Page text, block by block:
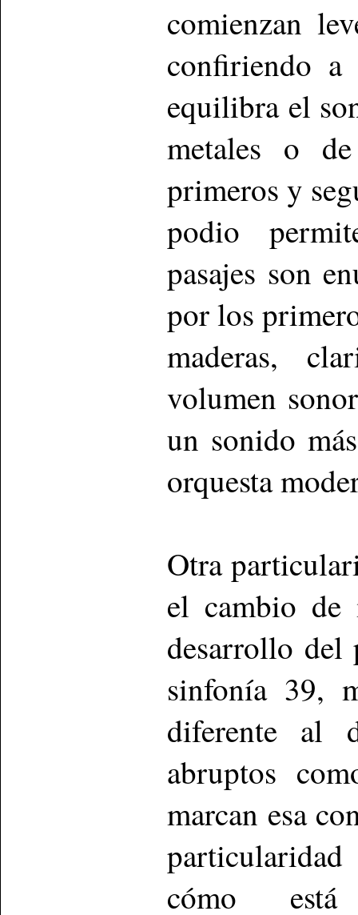
comienzan
confiriendo
equilibra el
metales o
primeros y
podio
pasajes son
por los
maderas,
volumen
un sonido
orquesta
Otra
el cambio de
desarrollo del
sinfonía 39,
diferente al
abruptos
marcan esa
cómo